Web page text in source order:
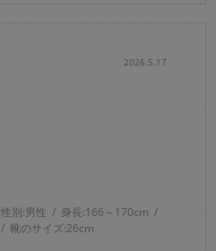
2026.5.17
性別:男性 身長:166～170cm
靴のサイズ:26cm